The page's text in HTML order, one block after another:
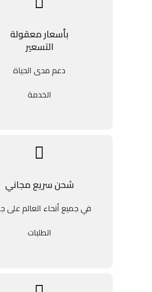
بأسعار معقولة
التسعير
دعم مدى الحياة
الخدمة
شحن سريع مجاني
في جميع أنحاء العالم على
الطلبات